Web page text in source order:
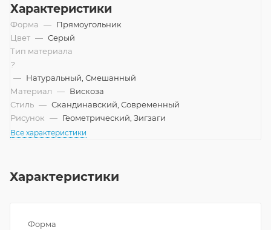
Характеристики
Форма — Прямоугольник
Цвет — Серый
Тип материала
?
— Натуральный, Смешанный
Материал — Вискоза
Стиль — Скандинавский, Современный
Рисунок — Геометрический, Зигзаги
Все характеристики
Характеристики
Форма